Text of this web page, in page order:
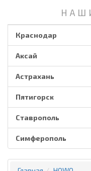
Краснодар
Аксай
Астрахань
Пятигорск
Ставрополь
Симферополь